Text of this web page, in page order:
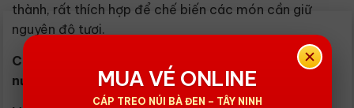
thành, rất thích hợp để chế biến các món cần giữ
nguyên độ tươi.
Các món ngon nhất được chế biến từ Bò tơ (Bò
nướng mọi, Lẩu)MUA VÉ ONLINE
CÁP TREO NÚI BÀ ĐEN – TÂY NINH